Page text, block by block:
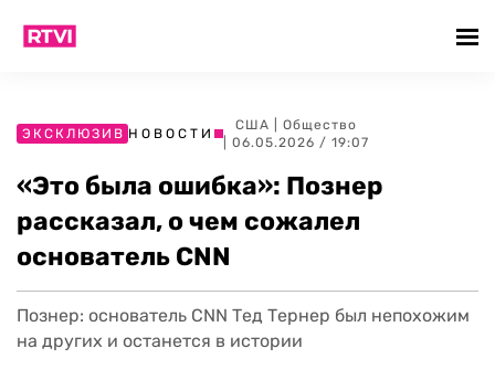
ЭКСКЛЮЗИВ НОВОСТИ
США
Общество
| 06.05.2026 / 19:07
«Это была ошибка»: Познер
рассказал, о чем сожалел
основатель CNN
Познер: основатель CNN Тед Тернер был непохожим
на других и останется в истории